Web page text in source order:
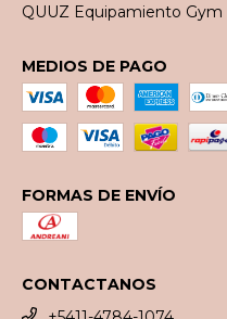
QUUZ Equipamiento Gym
MEDIOS DE PAGO
FORMAS DE ENVÍO
CONTACTANOS